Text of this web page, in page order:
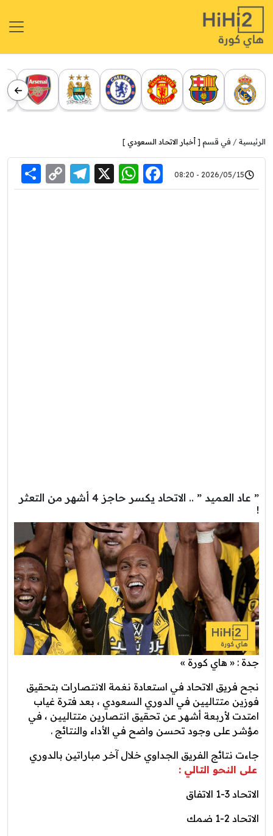
الرئيسية في قسم [ أخبار الاتحاد السعودي ]
2026/05/15 - 08:20
Facebook
WhatsApp
X
Link
” عاد العميد ” .. الاتحاد يكسر حاجز 4 أشهر من التعثر
!
جدة : « هاي كورة »
نجح فريق الاتحاد في استعادة نغمة الانتصارات بتحقيق
فوزين متتاليين في الدوري السعودي ، بعد فترة غياب
امتدت لأربعة أشهر عن تحقيق انتصارين متتاليين ، في
مؤشر على وجود تحسن واضح في الأداء والنتائج .
جاءت نتائج الفريق الجداوي خلال آخر مباراتين بالدوري
على النحو التالي :
الاتحاد 3-1 الاتفاق
الاتحاد 2-1 ضمك